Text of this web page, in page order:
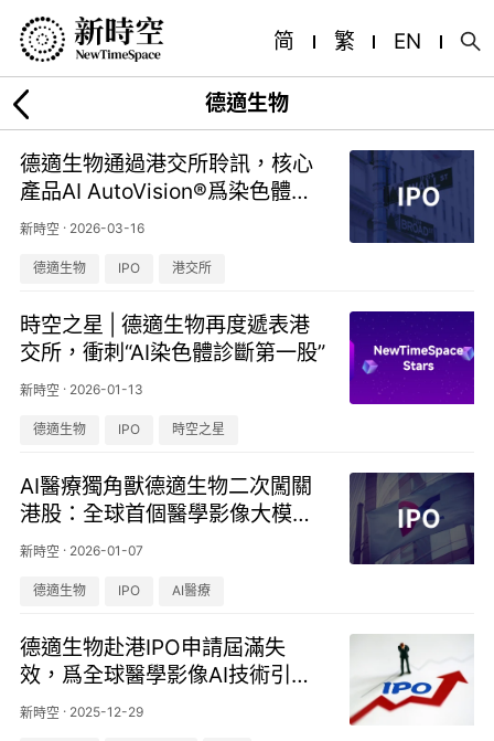
简 繁 EN
德適生物
德適生物通過港交所聆訊，核心
產品AI AutoVision®爲染色體核
型輔助診斷軟件
新時空· 2026-03-16
德適生物 IPO 港交所
時空之星 | 德適生物再度遞表港
交所，衝刺“AI染色體診斷第一股”
新時空· 2026-01-13
德適生物 IPO 時空之星
AI醫療獨角獸德適生物二次闖關
港股：全球首個醫學影像大模型
加持，市佔率30.6%居首
新時空· 2026-01-07
德適生物 IPO AI醫療
德適生物赴港IPO申請屆滿失
效，爲全球醫學影像AI技術引領
者
新時空· 2025-12-29